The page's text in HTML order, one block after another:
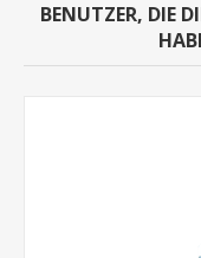
BENUTZER, DIE